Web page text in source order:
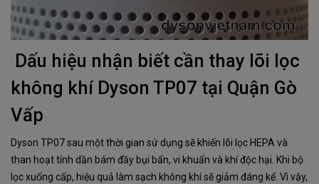
​​​​​​​Dấu hiệu nhận biết cần thay lõi lọc
không khí Dyson TP07 tại Quận Gò
Vấp
Dyson TP07 sau một thời gian sử dụng sẽ khiến lõi lọc HEPA và
than hoạt tính dần bám đầy bụi bẩn, vi khuẩn và khí độc hại. Khi bộ
lọc xuống cấp, hiệu quả làm sạch không khí sẽ giảm đáng kể. Vì vậy,